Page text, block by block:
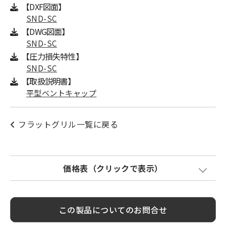
【DXF図面】
SND-SC
【DWG図面】
SND-SC
【圧力損失特性】
SND-SC
【取扱説明書】
平型ベントキャップ
フラットグリル一覧に戻る
価格表（クリックで表示）
塗装色加算
SND75SC
¥ 5,200
¥ 1,400
この製品についてのお問合せ